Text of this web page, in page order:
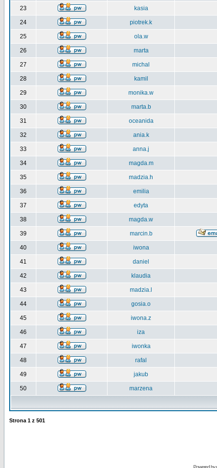
23 kasia
24 piotrek.k
25 ola.w
26 marta
27 michal
28 kamil
29 monika.w
30 marta.b
31 oceanida
32 ania.k
33 anna.j
34 magda.m
35 madzia.h
36 emilia
37 edyta
38 magda.w
39 marcin.b
40 iwona
41 daniel
42 klaudia
43 madzia.l
44 gosia.o
45 iwona.z
46 iza
47 iwonka
48 rafal
49 jakub
50 marzena
Strona 1 z 501
Powered by